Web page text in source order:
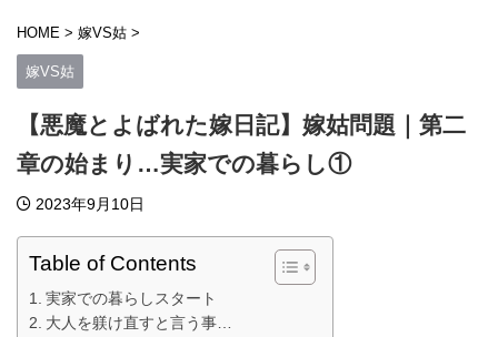
HOME > 嫁VS姑 >
嫁VS姑
【悪魔とよばれた嫁日記】嫁姑問題｜第二
章の始まり…実家での暮らし①
2023年9月10日
Table of Contents
実家での暮らしスタート
大人を躾け直すと言う事…